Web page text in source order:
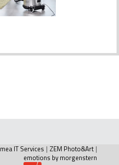
mea IT Services | ZEM Photo&Art |
emotions by morgenstern